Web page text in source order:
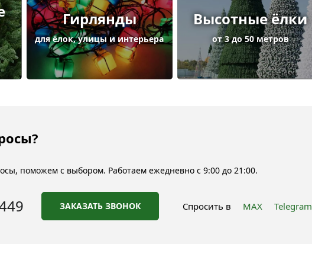
Гирлянды
для ёлок, улицы и интерьера
Высотные ёлки
от 3 до 50 метров
поможем с выбором. Работаем ежедневно с 9:00 до 21:00.
ЗАКАЗАТЬ ЗВОНОК Спросить в MAX Telegram